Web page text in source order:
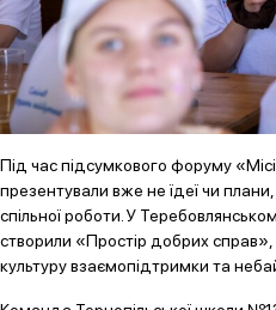
Під час підсумкового форуму
презентували вже не їдеї чи плани,
спільної роботи. У
створили «Простір добрих
культуру взаємопідтримки та